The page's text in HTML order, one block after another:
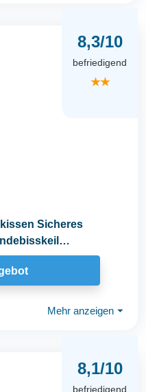
8,3/10
befriedigend
★★
Sicheres
Mehr anzeigen ⏷
8,1/10
befriedigend